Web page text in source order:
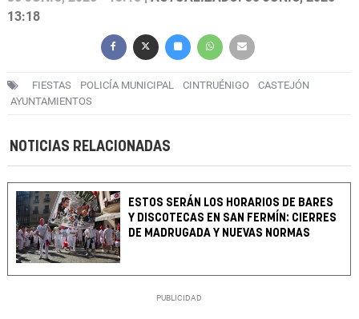
13:18
FIESTAS POLICÍA MUNICIPAL CINTRUÉNIGO
CASTEJÓN
AYUNTAMIENTOS
NOTICIAS RELACIONADAS
ESTOS SERÁN LOS HORARIOS DE BARES
Y DISCOTECAS EN SAN FERMÍN: CIERRES
DE MADRUGADA Y NUEVAS NORMAS